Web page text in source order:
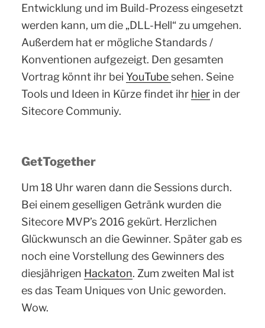
Entwicklung und im Build-Prozess eingesetzt
werden kann, um die „DLL-Hell“ zu umgehen.
Außerdem hat er mögliche Standards /
Konventionen aufgezeigt. Den gesamten
Vortrag könnt ihr bei YouTubesehen. Seine
Tools und Ideen in Kürze findet ihr hier in der
Sitecore Communiy.
GetTogether
Um 18 Uhr waren dann die Sessions durch.
Bei einem geselligen Getränk wurden die
Sitecore MVP’s 2016 gekürt. Herzlichen
Glückwunsch an die Gewinner. Später gab es
noch eine Vorstellung des Gewinners des
diesjährigen Hackaton. Zum zweiten Mal ist
es das Team Uniques von Unic geworden.
Wow.